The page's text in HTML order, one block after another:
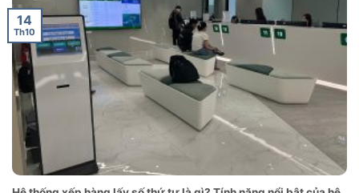
14
Th10